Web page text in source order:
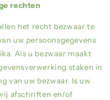
rechten
het recht bezwaar te
uw persoonsgegevens
Als u bezwaar maakt
staken in
van uw bezwaar. Is uw
afschriften en/of